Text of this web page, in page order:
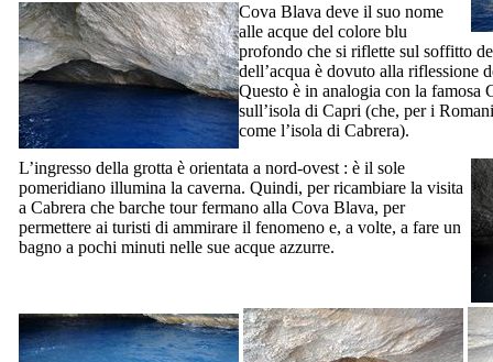
Cova Blava deve il suo nome
alle acque del colore blu
profondo che si riflette sul soffitto
dell’acqua è dovuto alla riflessione
Questo è in analogia con la famosa
sull’isola di Capri (che, per i
come l’isola di Cabrera).
L’ingresso della grotta è orientata a nord-ovest : è il sole
pomeridiano illumina la caverna. Quindi, per ricambiare la visita
a Cabrera che barche tour fermano alla Cova Blava, per
permettere ai turisti di ammirare il fenomeno e, a volte, a fare un
bagno a pochi minuti nelle sue acque azzurre.